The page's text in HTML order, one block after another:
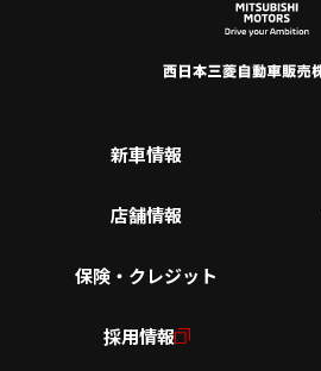
新車情報
店舗情報
保険・クレジット
採用情報